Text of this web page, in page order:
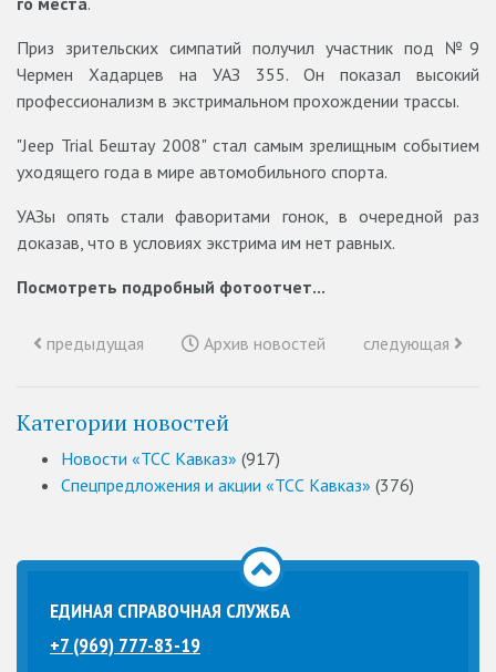
Приз зрительских симпатий получил участник под №9
Чермен Хадарцев на УАЗ 355. Он показал высокий
профессионализм в экстримальном прохождении трассы.
"Jeep Trial Бештау 2008" стал самым зрелищным событием
уходящего года в мире автомобильного спорта.
УАЗы опять стали фаворитами гонок, в очередной раз
доказав, что в условиях экстрима им нет равных.
Посмотреть подробный фотоотчет...
предыдущая Архив новостей следующая
Категории новостей
Новости «ТСС Кавказ» (917)
Спецпредложения и акции «ТСС Кавказ» (376)
ЕДИНАЯ СПРАВОЧНАЯ СЛУЖБА
+7 (969) 777-83-19